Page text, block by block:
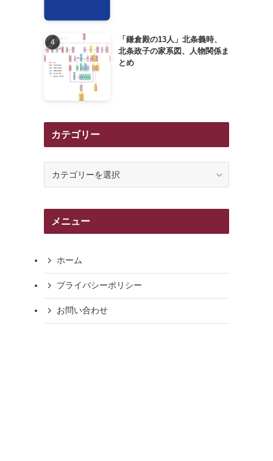
「鎌倉殿の13人」北条義時、
北条政子の家系図、人物関係ま
とめ
カテゴリー
リ
メニュー
ホーム
プライバシーポリシー
お問い合わせ